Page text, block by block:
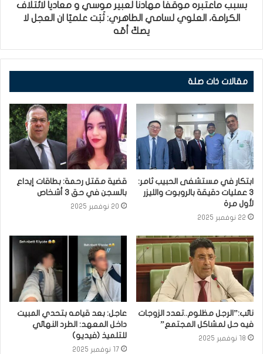
بسبب ماعتبره موقفا مهادنا لعبير موسي و معاديا لائتلاف
الكرامة، العلوي لسامي الطاهري: ثَبَت علميّا ان العجل لا
يصكّ أمّه
مقالات ذات صلة
ابتكار في مستشفى الحبيب ثامر:
3 عمليات دقيقة بالروبوت والليزر
لأول مرة
22 نوفمبر 2025
قضية مقتل رحمة: بطاقات إيداع
بالسجن في حق 3 أشخاص
20 نوفمبر 2025
نائب:”الرجل مظلوم..تعدد الزوجات
فيه حل لمشاكل المجتمع”
18 نوفمبر 2025
عاجل: بعد قيامه بتحدي المبيت
داخل المعهد: الطرد النهائي
للتلميذ (فيديو)
17 نوفمبر 2025